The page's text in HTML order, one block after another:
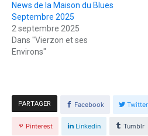
News de la Maison du Blues
Septembre 2025
2 septembre 2025
Dans "Vierzon et ses
Environs"
PARTAGER Facebook Twitter
Pinterest Linkedin Tumblr